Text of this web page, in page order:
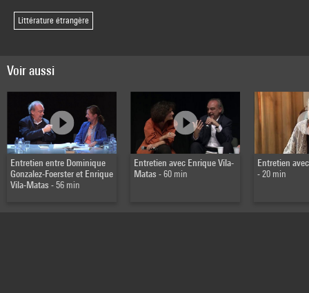
Littérature étrangère
Voir aussi
Entretien entre Dominique
Gonzalez-Foerster et Enrique
Vila-Matas - 56 min
Entretien avec Enrique Vila-
Matas- 60 min
Entretien
- 20 min